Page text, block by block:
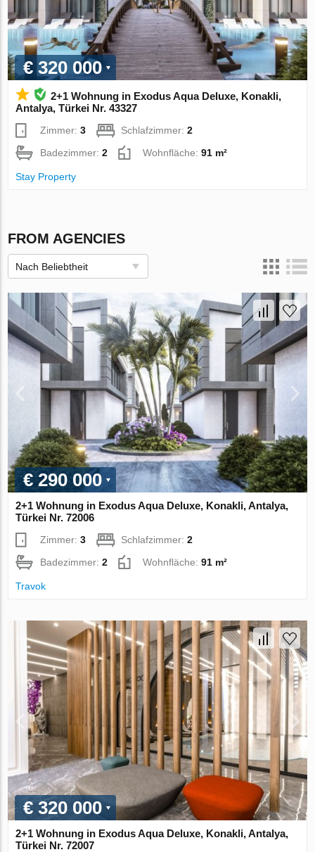
€ 320 000
2+1 Wohnung in Exodus Aqua Deluxe, Konakli,
Antalya, Türkei Nr. 43327
Zimmer:3 Schlafzimmer:2
Badezimmer:2 Wohnfläche:91 m²
Stay Property
FROM AGENCIES
Nach Beliebtheit
€ 290 000
2+1 Wohnung in Exodus Aqua Deluxe, Konakli, Antalya,
Türkei Nr. 72006
Zimmer:3 Schlafzimmer:2
Badezimmer:2 Wohnfläche:91 m²
Travok
€ 320 000
2+1 Wohnung in Exodus Aqua Deluxe, Konakli, Antalya,
Türkei Nr. 72007